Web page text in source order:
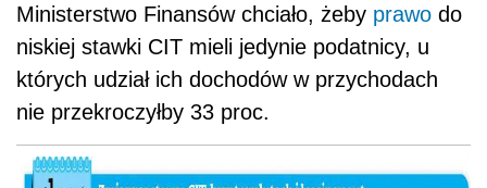
Ministerstwo Finansów chciało, żeby prawo do
niskiej stawki CIT mieli jedynie podatnicy, u
których udział ich dochodów w przychodach
nie przekroczyłby 33 proc.